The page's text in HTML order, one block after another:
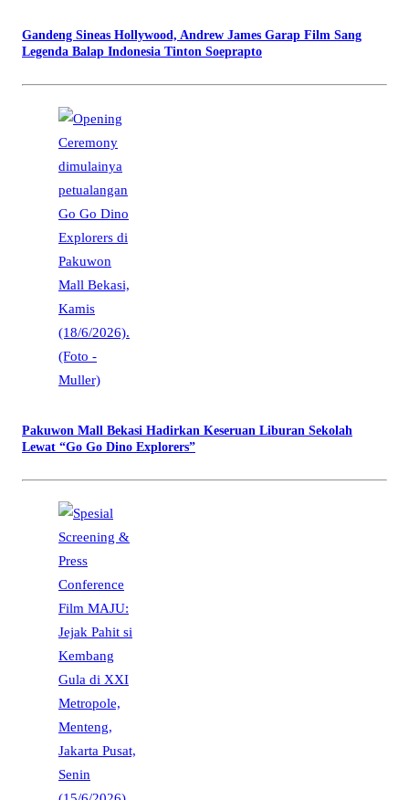
Gandeng Sineas Hollywood, Andrew James Garap Film Sang
Legenda Balap Indonesia Tinton Soeprapto
Pakuwon Mall Bekasi Hadirkan Keseruan Liburan Sekolah
Lewat “Go Go Dino Explorers”